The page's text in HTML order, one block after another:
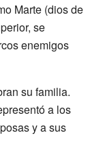
Marte (dios de
se
enemigos
su familia.
a los
y a sus